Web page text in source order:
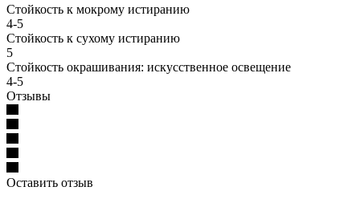
Стойкость к мокрому истиранию
4-5
Стойкость к сухому истиранию
5
Стойкость окрашивания: искусственное освещение
4-5
Отзывы
Оставить отзыв